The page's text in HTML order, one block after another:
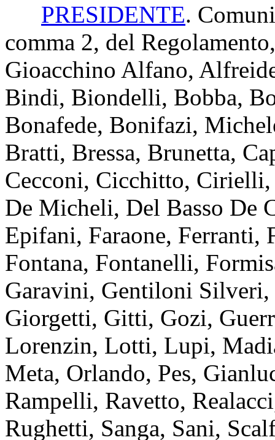
PRESIDENTE.
comma 2, del
Gioacchino Alfano,
Bindi, Biondelli, Bobba,
Bonafede, Bonifazi,
Bratti, Bressa, Brunetta,
Cecconi, Cicchitto,
De Micheli, Del Basso De
Epifani, Faraone, Ferranti,
Fontana, Fontanelli,
Garavini, Gentiloni
Giorgetti, Gitti, Gozi,
Lorenzin, Lotti, Lupi,
Meta, Orlando, Pes,
Rampelli, Ravetto,
Rughetti, Sanga, Sani,